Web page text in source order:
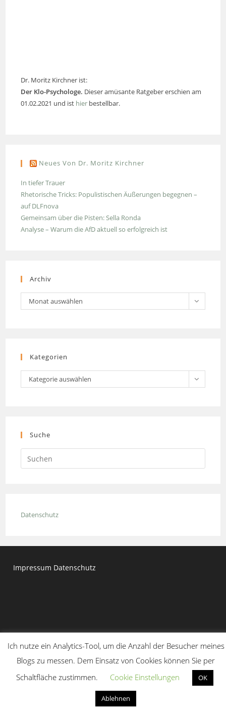
Dr. Moritz Kirchner ist:
Der Klo-Psychologe. Dieser amüsante Ratgeber erschien am
01.02.2021 und ist hier bestellbar.
Neues Von Dr. Moritz Kirchner
In tiefer Trauer
Rhetorische Tricks: Populistischen Äußerungen begegnen –
auf DLFnova
Gemeinsam über die Pisten: Sella Ronda
Analyse – Warum die AfD aktuell so erfolgreich ist
Archiv
Archiv
Monat auswählen
Kategorien
Kategorien
Kategorie auswählen
Suche
Datenschutz
Impressum Datenschutz
Copyright 2020 - Dr. Moritz Kirchner
Ich nutze ein Analytics-Tool, um die Anzahl der Besucher meines
Blogs zu messen. Dem Einsatz von Cookies können Sie per
Schaltfläche zustimmen.
Cookie Einstellungen OK
Ablehnen